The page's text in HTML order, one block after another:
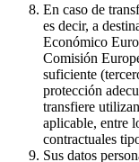
En caso de
es decir, a
Económico
Comisión
suficiente
protección
transfiere
aplicable, entre
contractuales
Sus datos